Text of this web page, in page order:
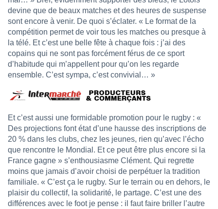
devine que de beaux matches et des heures de suspense
sont encore à venir. De quoi s’éclater. « Le format de la
compétition permet de voir tous les matches ou presque à
la télé. Et c’est une belle fête à chaque fois : j’ai des
copains qui ne sont pas forcément férus de ce sport
d’habitude qui m’appellent pour qu’on les regarde
ensemble. C’est sympa, c’est convivial… »
Et c’est aussi une formidable promotion pour le rugby : «
Des projections font état d’une hausse des inscriptions de
20 % dans les clubs, chez les jeunes, rien qu’avec l’écho
que rencontre le Mondial. Et ce peut être plus encore si la
France gagne » s’enthousiasme Clément. Qui regrette
moins que jamais d’avoir choisi de perpétuer la tradition
familiale. « C’est ça le rugby. Sur le terrain ou en dehors, le
plaisir du collectif, la solidarité, le partage. C’est une des
différences avec le foot je pense : il faut faire briller l’autre